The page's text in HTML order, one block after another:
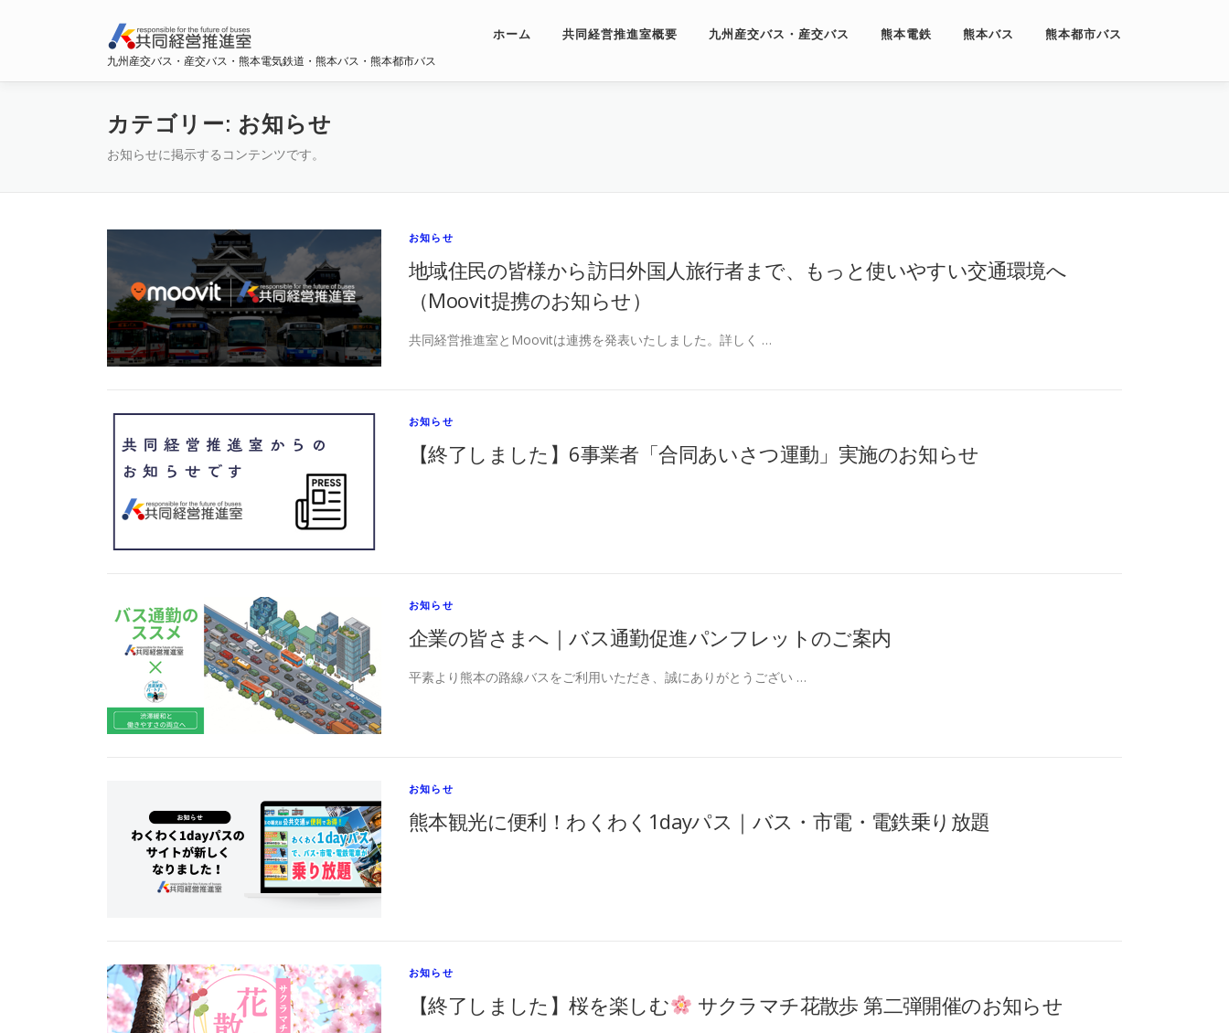
九州産交バス・産交バス・熊本電気鉄道・熊本バス・熊本都市バス
ホーム 共同経営推進室概要 九州産交バス・産交バス 熊本電鉄 熊本バス 熊本都市バス
カテゴリー: お知らせ
お知らせに掲示するコンテンツです。
お知らせ
地域住民の皆様から訪日外国人旅行者まで、もっと使いやすい交通環境へ
（Moovit提携のお知らせ）
共同経営推進室とMoovitは連携を発表いたしました。詳しく …
お知らせ
【終了しました】6事業者「合同あいさつ運動」実施のお知らせ
お知らせ
企業の皆さまへ｜バス通勤促進パンフレットのご案内
平素より熊本の路線バスをご利用いただき、誠にありがとうござい …
お知らせ
熊本観光に便利！わくわく1dayパス｜バス・市電・電鉄乗り放題
お知らせ
【終了しました】桜を楽しむ サクラマチ花散歩 第二弾開催のお知らせ